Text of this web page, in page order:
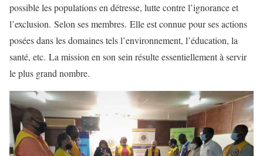
possible les populations en détresse, lutte contre l’ignorance et
l’exclusion. Selon ses membres. Elle est connue pour ses actions
posées dans les domaines tels l’environnement, l’éducation, la
santé, etc. La mission en son sein résulte essentiellement à servir
le plus grand nombre.